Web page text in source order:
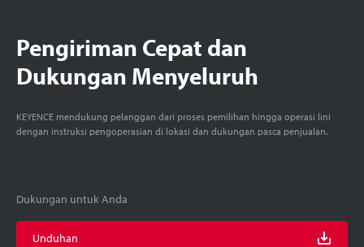
Pengiriman Cepat dan
Dukungan Menyeluruh
KEYENCE mendukung pelanggan dari proses pemilihan hingga operasi lini
dengan instruksi pengoperasian di lokasi dan dukungan pasca penjualan.
Dukungan untuk Anda
Unduhan